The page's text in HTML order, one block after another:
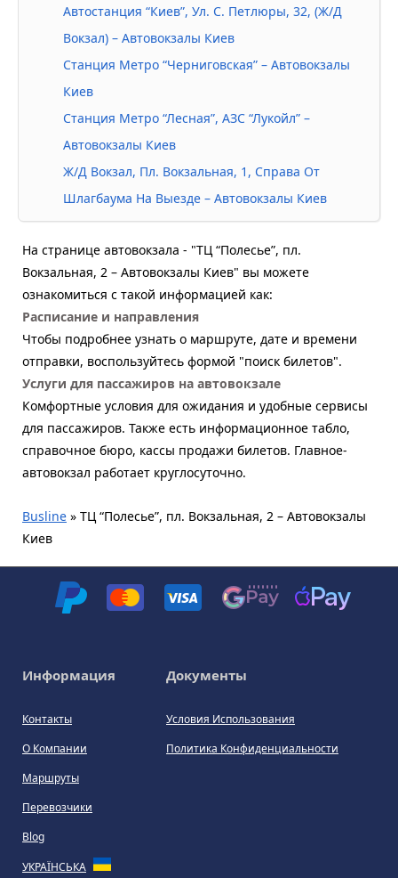
Автостанция “Киев”, Ул. С. Петлюры, 32, (Ж/Д
Вокзал) – Автовокзалы Киев
Станция Метро “Черниговская” – Автовокзалы
Киев
Станция Метро “Лесная”, АЗС “Лукойл” –
Автовокзалы Киев
Ж/Д Вокзал, Пл. Вокзальная, 1, Справа От
Шлагбаума На Выезде – Автовокзалы Киев
На странице автовокзала - "ТЦ “Полесье”, пл.
Вокзальная, 2 – Автовокзалы Киев" вы можете
ознакомиться с такой информацией как:
Расписание и направления
Чтобы подробнее узнать о маршруте, дате и времени
отправки, воспользуйтесь формой "поиск билетов".
Услуги для пассажиров на автовокзале
Комфортные условия для ожидания и удобные сервисы
для пассажиров. Также есть информационное табло,
справочное бюро, кассы продажи билетов. Главное-
автовокзал работает круглосуточно.
Busline » ТЦ “Полесье”, пл. Вокзальная, 2 – Автовокзалы
Киев
Информация
Контакты
О Компании
Маршруты
Перевозчики
Blog
УКРАЇНСЬКА
Документы
Условия Использования
Политика Конфиденциальности